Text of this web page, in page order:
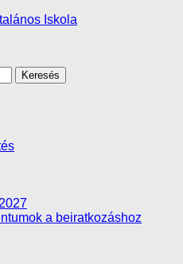
Iskola
a beiratkozáshoz